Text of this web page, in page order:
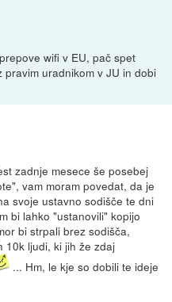
wifi v EU, pač spet
uradnikom v JU in dobi
zadnje mesece še posebej
vam moram povedat, da je
svoje ustavno sodišče te dni
bi lahko "ustanovili" kopijo
bi strpali brez sodišča,
10k ljudi, ki jih že zdaj
... Hm, le kje so dobili te ideje